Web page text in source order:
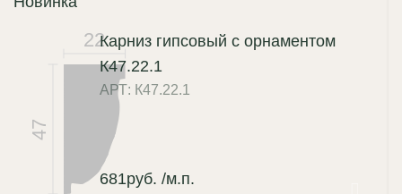
22
47
Карниз гипсовый с орнаментом
К47.22.1
АРТ: К47.22.1
681руб. /м.п.